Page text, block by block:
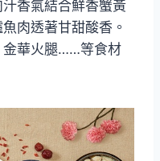
香氣結合鮮香蟹黃
肉透著甘甜酸香。
金華火腿……等食材